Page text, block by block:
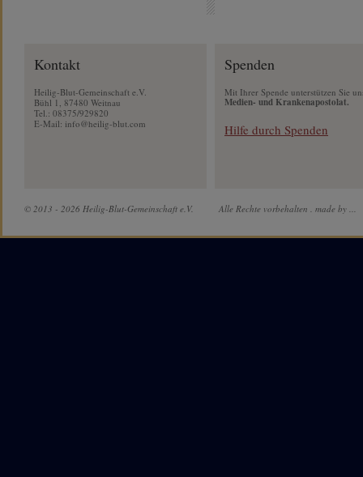
Kontakt
Heilig-Blut-Gemeinschaft e.V.
Bühl 1, 87480 Weitnau
Tel.: 08375/929820
E-Mail: info@heilig-blut.com
Spenden
Mit Ihrer Spende unterstützen Sie
Medien- und Krankenapostolat.
Hilfe durch Spenden
© 2013 - 2026 Heilig-Blut-Gemeinschaft e.V. Alle Rechte vorbehalten . made by ...